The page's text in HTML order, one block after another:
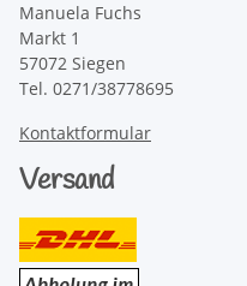
Manuela Fuchs
Markt 1
57072 Siegen
Tel. 0271/38778695
Kontaktformular
Versand